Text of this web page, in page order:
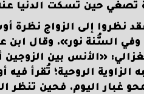
تُصغي حين تسكت الدنيا
نظروا إلى الزواج نظرة
السُّنة نور». وقال ابن
«الأنس بين
الزاوية الروحية؛ تُقرأ
غبار اليوم. فحين تنظر